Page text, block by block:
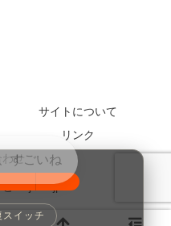
サイトについて
リンク
せ
kajinet.jp.
イッチ